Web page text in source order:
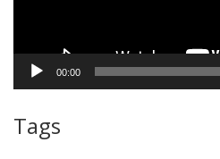
00:00
Tags